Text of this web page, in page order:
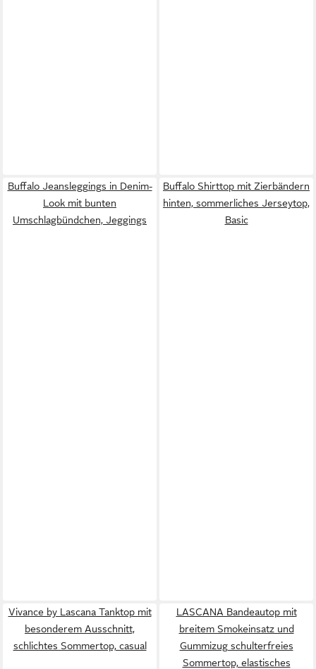
Buffalo Jeansleggings in Denim-
Look mit bunten
Umschlagbündchen, Jeggings
Buffalo Shirttop mit Zierbändern
hinten, sommerliches Jerseytop,
Basic
Vivance by Lascana Tanktop mit
besonderem Ausschnitt,
schlichtes Sommertop, casual
LASCANA Bandeautop mit
breitem Smokeinsatz und
Gummizug schulterfreies
Sommertop, elastisches